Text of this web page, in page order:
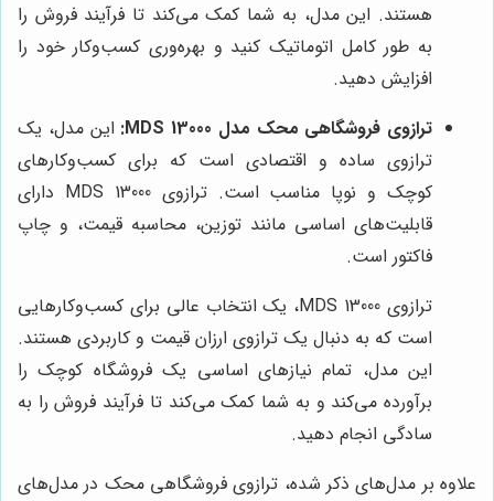
هستند. این مدل، به شما کمک می‌کند تا فرآیند فروش را
به طور کامل اتوماتیک کنید و بهره‌وری کسب‌وکار خود را
افزایش دهید.
ترازوی فروشگاهی محک مدل MDS 13000:
این مدل، یک
ترازوی ساده و اقتصادی است که برای کسب‌وکارهای
کوچک و نوپا مناسب است. ترازوی MDS 13000 دارای
قابلیت‌های اساسی مانند توزین، محاسبه قیمت، و چاپ
فاکتور است.
ترازوی MDS 13000، یک انتخاب عالی برای کسب‌وکارهایی
است که به دنبال یک ترازوی ارزان قیمت و کاربردی هستند.
این مدل، تمام نیازهای اساسی یک فروشگاه کوچک را
برآورده می‌کند و به شما کمک می‌کند تا فرآیند فروش را به
سادگی انجام دهید.
علاوه بر مدل‌های ذکر شده، ترازوی فروشگاهی محک در مدل‌های